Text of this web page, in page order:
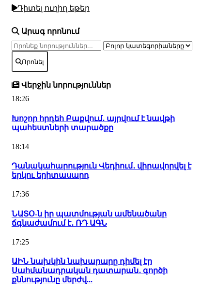
Դիտել ուղիղ եթեր
Արագ որոնում
Որոնել
Վերջին նորություններ
18:26
Խոշոր հրդեհ Բաքվում․ այրվում է նավթի
պահեստների տարածքը
18:14
Դանակահարություն Վեդիում․ վիրավորվել է
երկու երիտասարդ
17:36
ՆԱՏՕ-ն իր պատմության ամենածանր
ճգնաժամում է․ ՌԴ ԱԳՆ
17:25
ԱԻՆ նախկին նախարարը դիմել էր
Սահմանադրական դատարան․ գործի
քննությունը մերժվ...